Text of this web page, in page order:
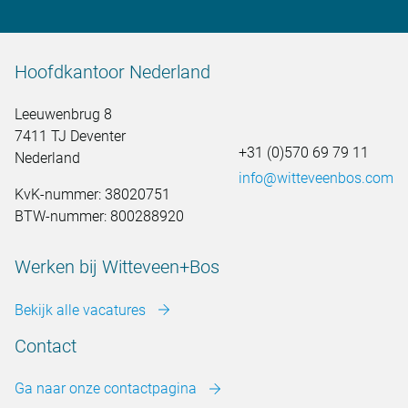
Hoofdkantoor Nederland
Leeuwenbrug 8
7411 TJ Deventer
Nederland
KvK-nummer: 38020751
BTW-nummer: 800288920
+31 (0)570 69 79 11
info@witteveenbos.com
Werken bij Witteveen+Bos
Bekijk alle vacatures
Contact
Ga naar onze contactpagina